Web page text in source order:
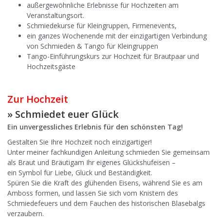
außergewöhnliche Erlebnisse für Hochzeiten am
Veranstaltungsort.
Schmiedekurse für Kleingruppen, Firmenevents,
ein ganzes Wochenende mit der einzigartigen Verbindung
von Schmieden & Tango für Kleingruppen
Tango-Einführungskurs zur Hochzeit für Brautpaar und
Hochzeitsgäste
Zur Hochzeit
» Schmiedet euer Glück
Ein unvergessliches Erlebnis für den schönsten Tag!
Gestalten Sie Ihre Hochzeit noch einzigartiger!
Unter meiner fachkundigen Anleitung schmieden Sie gemeinsam
als Braut und Bräutigam Ihr eigenes Glückshufeisen –
ein Symbol für Liebe, Glück und Beständigkeit.
Spüren Sie die Kraft des glühenden Eisens, während Sie es am
Amboss formen, und lassen Sie sich vom Knistern des
Schmiedefeuers und dem Fauchen des historischen Blasebalgs
verzaubern.